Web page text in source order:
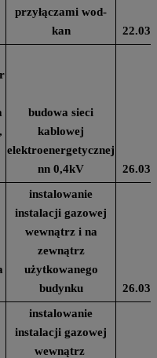
przyłączami wod-
kan
budowa sieci
kablowej
elektroenergetycznej
nn 0,4kV
instalowanie
instalacji gazowej
wewnątrz i na
zewnątrz
użytkowanego
budynku
instalowanie
instalacji gazowej
wewnątrz